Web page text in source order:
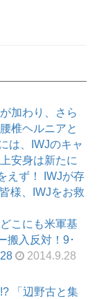
加わり、さら
椎ヘルニアと
は、IWJのキャ
安身は新たに
えず！ IWJが存
様、IWJをお救
こにも米軍基
搬入反対！9･
2014.9.28
「辺野古と集